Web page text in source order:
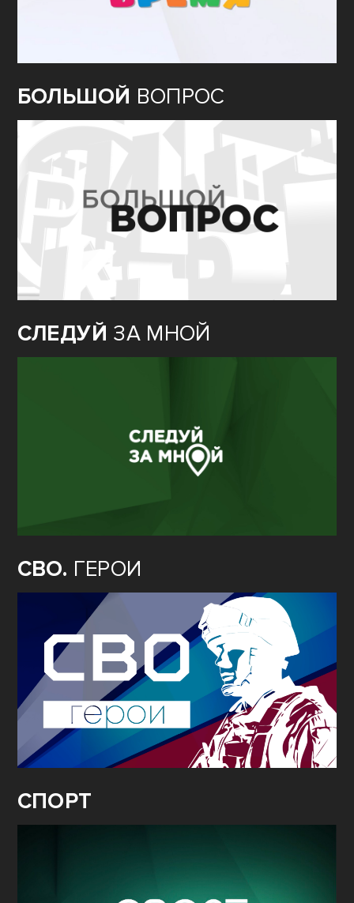
БОЛЬШОЙ ВОПРОС
СЛЕДУЙ ЗА МНОЙ
СВО. ГЕРОИ
СПОРТ